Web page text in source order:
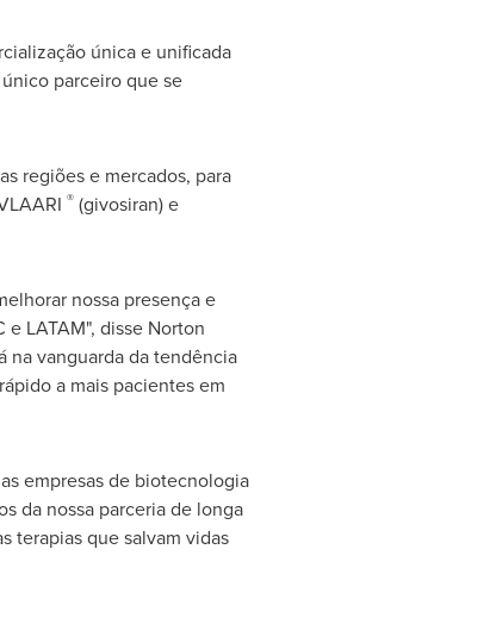
única e unificada
parceiro que se
regiões e mercados, para
®(givosiran) e
nossa presença e
LATAM", disse Norton
na vanguarda da tendência
a mais pacientes em
empresas de biotecnologia
da nossa parceria de longa
terapias que salvam vidas